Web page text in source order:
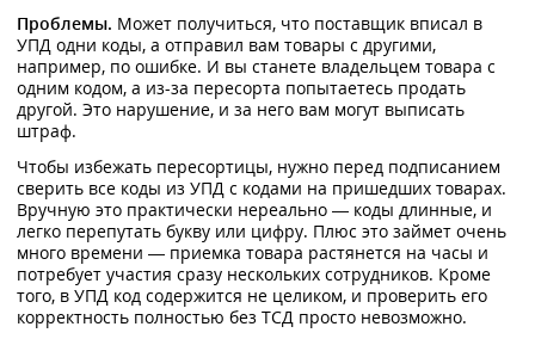
Проблемы. Может получиться, что поставщик вписал в
УПД одни коды, а отправил вам товары с другими,
например, по ошибке. И вы станете владельцем товара с
одним кодом, а из-за пересорта попытаетесь продать
другой. Это нарушение, и за него вам могут выписать
штраф.
Чтобы избежать пересортицы, нужно перед подписанием
сверить все коды из УПД с кодами на пришедших товарах.
Вручную это практически нереально — коды длинные, и
легко перепутать букву или цифру. Плюс это займет очень
много времени — приемка товара растянется на часы и
потребует участия сразу нескольких сотрудников. Кроме
того, в УПД код содержится не целиком, и проверить его
корректность полностью без ТСД просто невозможно.